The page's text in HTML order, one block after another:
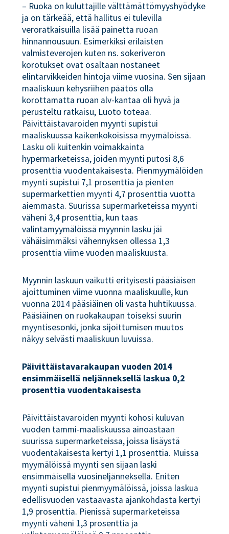
– Ruoka on kuluttajille välttämättömyyshyödyke
ja on tärkeää, että hallitus ei tulevilla
veroratkaisuilla lisää painetta ruoan
hinnannousuun. Esimerkiksi erilaisten
valmisteverojen kuten ns. sokeriveron
korotukset ovat osaltaan nostaneet
elintarvikkeiden hintoja viime vuosina. Sen sijaan
maaliskuun kehysriihen päätös olla
korottamatta ruoan alv-kantaa oli hyvä ja
perusteltu ratkaisu, Luoto toteaa.
Päivittäistavaroiden myynti supistui
maaliskuussa kaikenkokoisissa myymälöissä.
Lasku oli kuitenkin voimakkainta
hypermarketeissa, joiden myynti putosi 8,6
prosenttia vuodentakaisesta. Pienmyymälöiden
myynti supistui 7,1 prosenttia ja pienten
supermarkettien myynti 4,7 prosenttia vuotta
aiemmasta. Suurissa supermarketeissa myynti
väheni 3,4 prosenttia, kun taas
valintamyymälöissä myynnin lasku jäi
vähäisimmäksi vähennyksen ollessa 1,3
prosenttia viime vuoden maaliskuusta.
Myynnin laskuun vaikutti erityisesti pääsiäisen
ajoittuminen viime vuonna maaliskuulle, kun
vuonna 2014 pääsiäinen oli vasta huhtikuussa.
Pääsiäinen on ruokakaupan toiseksi suurin
myyntisesonki, jonka sijoittumisen muutos
näkyy selvästi maaliskuun luvuissa.
Päivittäistavarakaupan vuoden 2014
ensimmäisellä neljänneksellä laskua 0,2
prosenttia vuodentakaisesta
Päivittäistavaroiden myynti kohosi kuluvan
vuoden tammi-maaliskuussa ainoastaan
suurissa supermarketeissa, joissa lisäystä
vuodentakaisesta kertyi 1,1 prosenttia. Muissa
myymälöissä myynti sen sijaan laski
ensimmäisellä vuosineljänneksellä. Eniten
myynti supistui pienmyymälöissä, joissa laskua
edellisvuoden vastaavasta ajankohdasta kertyi
1,9 prosenttia. Pienissä supermarketeissa
myynti väheni 1,3 prosenttia ja